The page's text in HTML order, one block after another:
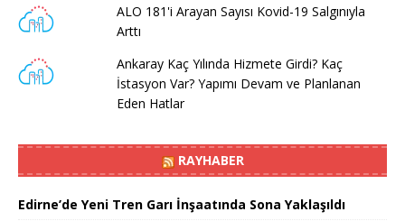
ALO 181'i Arayan Sayısı Kovid-19 Salgınıyla
Arttı
Ankaray Kaç Yılında Hizmete Girdi? Kaç
İstasyon Var? Yapımı Devam ve Planlanan
Eden Hatlar
RAYHABER
Edirne’de Yeni Tren Garı İnşaatında Sona Yaklaşıldı